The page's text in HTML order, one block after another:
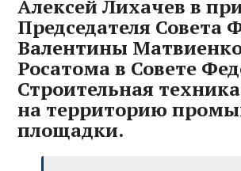
Алексей Лихачев в
Председателя Совета
Валентины
Росатома в Совете
Строительная
на территорию
площадки.